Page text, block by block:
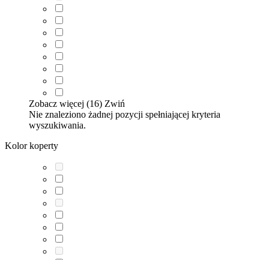
Zobacz więcej (16) Zwiń
Nie znaleziono żadnej pozycji spełniającej kryteria
wyszukiwania.
Kolor koperty